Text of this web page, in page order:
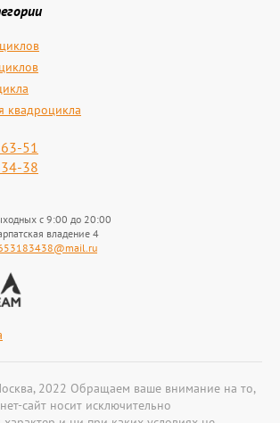
квадроцикла
51
38
с 9:00 до 20:00
владение 4
2022 Обращаем ваше внимание на то,
сайт носит исключительно